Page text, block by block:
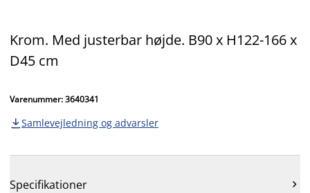
Krom. Med justerbar højde. B90 x H122-166 x
D45 cm
Varenummer: 3640341
 Samlevejledning og advarsler
Specifikationer 